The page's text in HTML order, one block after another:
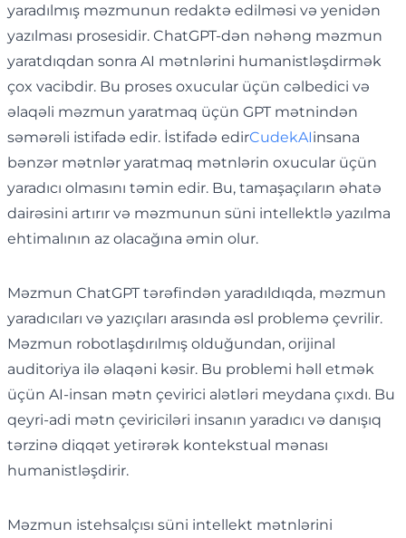
yaradılmış məzmunun redaktə edilməsi və yenidən
yazılması prosesidir. ChatGPT-dən nəhəng məzmun
yaratdıqdan sonra AI mətnlərini humanistləşdirmək
çox vacibdir. Bu proses oxucular üçün cəlbedici və
əlaqəli məzmun yaratmaq üçün GPT mətnindən
səmərəli istifadə edir. İstifadə edirCudekAIinsana
bənzər mətnlər yaratmaq mətnlərin oxucular üçün
yaradıcı olmasını təmin edir. Bu, tamaşaçıların əhatə
dairəsini artırır və məzmunun süni intellektlə yazılma
ehtimalının az olacağına əmin olur.
Məzmun ChatGPT tərəfindən yaradıldıqda, məzmun
yaradıcıları və yazıçıları arasında əsl problemə çevrilir.
Məzmun robotlaşdırılmış olduğundan, orijinal
auditoriya ilə əlaqəni kəsir. Bu problemi həll etmək
üçün AI-insan mətn çevirici alətləri meydana çıxdı. Bu
qeyri-adi mətn çeviriciləri insanın yaradıcı və danışıq
tərzinə diqqət yetirərək kontekstual mənası
humanistləşdirir.
Məzmun istehsalçısı süni intellekt mətnlərini